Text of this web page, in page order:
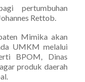
pertumbuhan
Rettob.
Mimika akan
UMKM melalui
BPOM, Dinas
produk daerah